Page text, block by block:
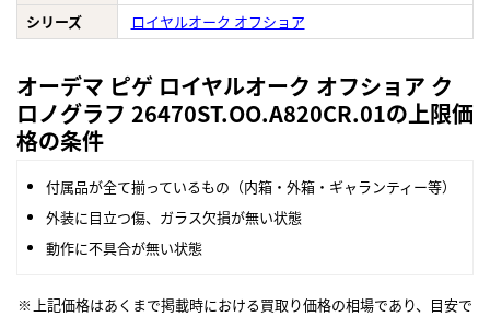
シリーズ
ロイヤルオーク オフショア
オーデマ ピゲ ロイヤルオーク オフショア ク
ロノグラフ 26470ST.OO.A820CR.01の上限価
格の条件
付属品が全て揃っているもの（内箱・外箱・ギャランティー等）
外装に目立つ傷、ガラス欠損が無い状態
動作に不具合が無い状態
上記価格はあくまで掲載時における買取り価格の相場であり、目安で